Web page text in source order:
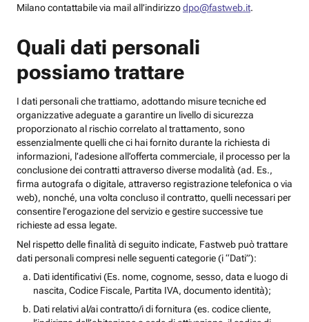
Milano contattabile via mail all’indirizzodpo@fastweb.it.
Quali dati personali
possiamo trattare
I dati personali che trattiamo, adottando misure tecniche ed
organizzative adeguate a garantire un livello di sicurezza
proporzionato al rischio correlato al trattamento, sono
essenzialmente quelli che ci hai fornito durante la richiesta di
informazioni, l’adesione all’offerta commerciale, il processo per la
conclusione dei contratti attraverso diverse modalità (ad. Es.,
firma autografa o digitale, attraverso registrazione telefonica o via
web), nonché, una volta concluso il contratto, quelli necessari per
consentire l’erogazione del servizio e gestire successive tue
richieste ad essa legate.
Nel rispetto delle finalità di seguito indicate, Fastweb può trattare
dati personali compresi nelle seguenti categorie (i “Dati”):
Dati identificativi (Es. nome, cognome, sesso, data e luogo di
nascita, Codice Fiscale, Partita IVA, documento identità);
Dati relativi al/ai contratto/i di fornitura (es. codice cliente,